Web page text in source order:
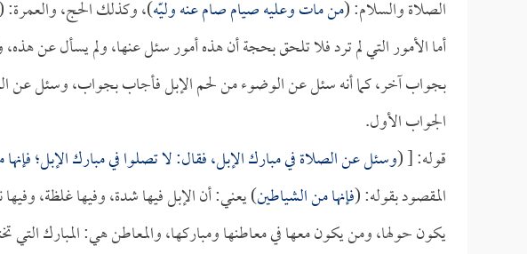
الصلاة والسلام: (من مات وعليه صيام صام عنه وليّه)، وكذلك الحج،
أما الأمور التي لم ترد فلا تلحق بحجة أن هذه أمور سئل عنها، ولم يسأل عن
بجواب آخر، كما أنه سئل عن الوضوء من لحم الإبل فأجاب بجواب، وسئل عن
الجواب الأول.
قوله: [ (وسئل عن الصلاة في مبارك الإبل، فقال: لا تصلوا في مبارك الإبل؛
المقصود بقوله: (فإنها من الشياطين) يعني: أن الإبل فيها شدة، وفيها غلظة،
يكون حولها، ومن يكون معها في معاطنها ومباركها، والمعاطن هي: المبارك التي